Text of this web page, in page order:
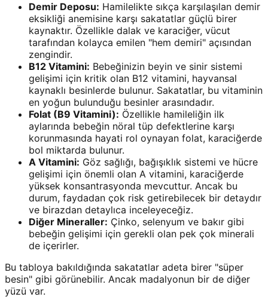
Demir Deposu: Hamilelikte sıkça karşılaşılan demir
eksikliği anemisine karşı sakatatlar güçlü birer
kaynaktır. Özellikle dalak ve karaciğer, vücut
tarafından kolayca emilen "hem demiri" açısından
zengindir.
B12 Vitamini: Bebeğinizin beyin ve sinir sistemi
gelişimi için kritik olan B12 vitamini, hayvansal
kaynaklı besinlerde bulunur. Sakatatlar, bu vitaminin
en yoğun bulunduğu besinler arasındadır.
Folat (B9 Vitamini): Özellikle hamileliğin ilk
aylarında bebeğin nöral tüp defektlerine karşı
korunmasında hayati rol oynayan folat, karaciğerde
bol miktarda bulunur.
A Vitamini: Göz sağlığı, bağışıklık sistemi ve hücre
gelişimi için önemli olan A vitamini, karaciğerde
yüksek konsantrasyonda mevcuttur. Ancak bu
durum, faydadan çok risk getirebilecek bir detaydır
ve birazdan detaylıca inceleyeceğiz.
Diğer Mineraller: Çinko, selenyum ve bakır gibi
bebeğin gelişimi için gerekli olan pek çok minerali
de içerirler.
Bu tabloya bakıldığında sakatatlar adeta birer "süper
besin" gibi görünebilir. Ancak madalyonun bir de diğer
yüzü var.